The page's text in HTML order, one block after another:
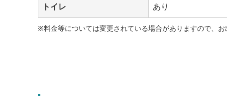
トイレ あり
※料金等については変更されている場合がありますので、お